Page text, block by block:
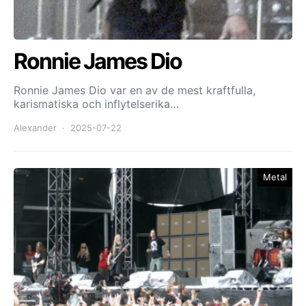
Ronnie James Dio
Ronnie James Dio var en av de mest kraftfulla,
karismatiska och inflytelserika…
Alexander 2025-07-22
Metal